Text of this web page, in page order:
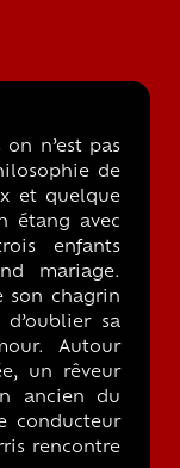
n’est pas
de
et quelque
étang avec
enfants
mariage.
son chagrin
sa
Autour
un rêveur
ancien du
conducteur
rencontre